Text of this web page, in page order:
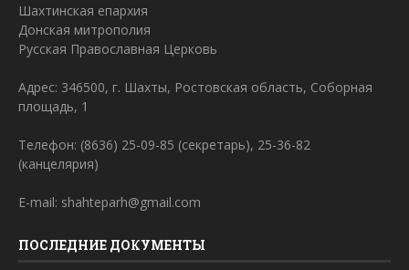
Шахтинская епархия
Донская митрополия
Русская Православная Церковь
Адрес: 346500, г. Шахты, Ростовская область, Соборная
площадь, 1
Телефон: (8636) 25-09-85 (секретарь), 25-36-82
(канцелярия)
E-mail: shahteparh@gmail.com
ПОСЛЕДНИЕ ДОКУМЕНТЫ